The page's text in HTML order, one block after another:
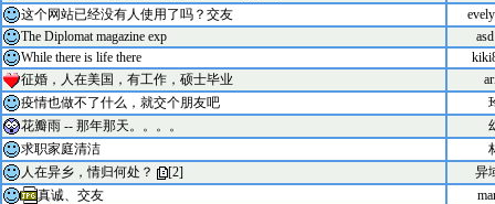
这个网站已经没有人使用了吗？交友
The Diplomat magazine exp
While there is life there
征婚，人在美国，有工作，硕士毕业
疫情也做不了什么，就交个朋友吧
花瓣雨 -- 那年那天。。。。
求职家庭清洁
人在异乡，情归何处？
[2]
异
真诚、交友